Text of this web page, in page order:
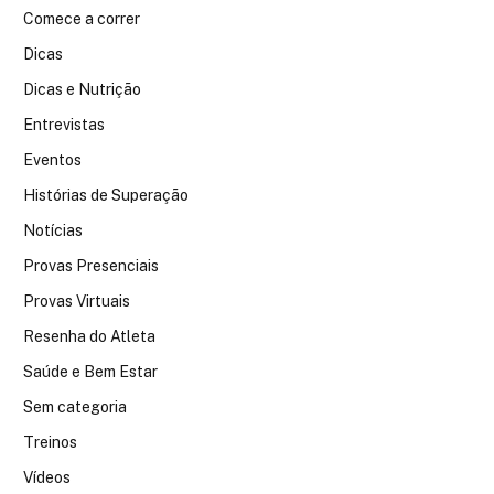
Comece a correr
Dicas
Dicas e Nutrição
Entrevistas
Eventos
Histórias de Superação
Notícias
Provas Presenciais
Provas Virtuais
Resenha do Atleta
Saúde e Bem Estar
Sem categoria
Treinos
Vídeos